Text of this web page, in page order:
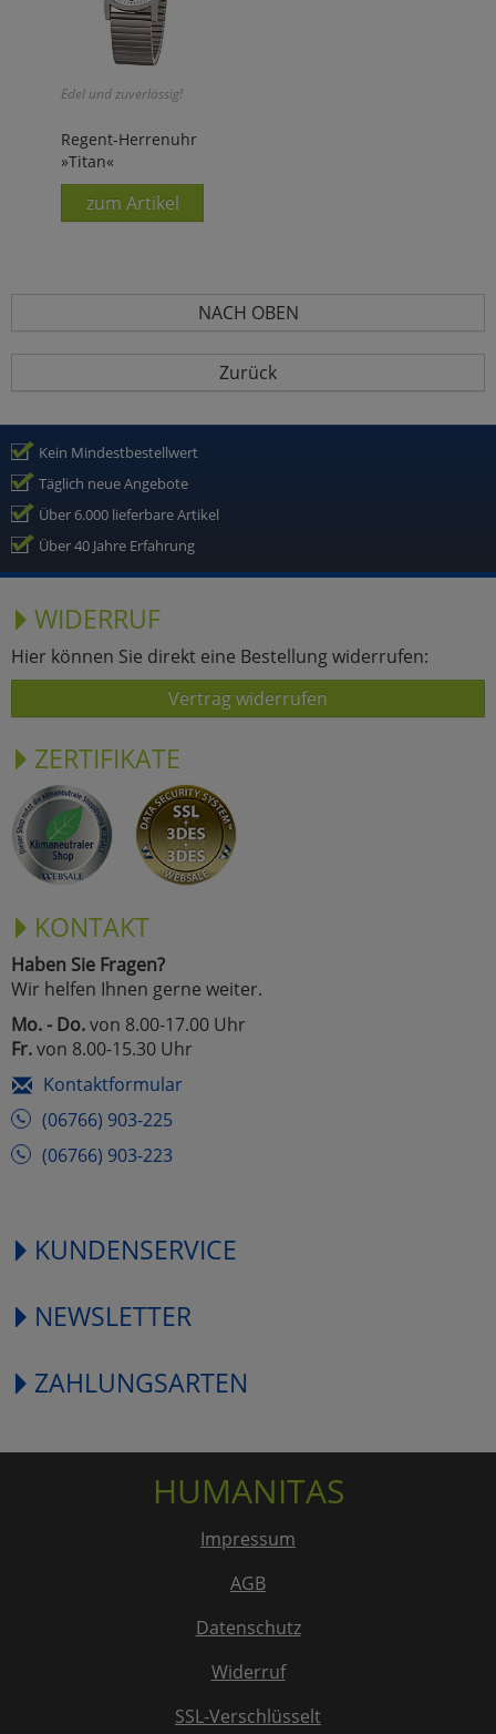
Edel und zuverlässig!
Regent-Herrenuhr
»Titan«
zum Artikel
NACH OBEN
Zurück
Kein Mindestbestellwert
Täglich neue Angebote
Über 6.000 lieferbare Artikel
Über 40 Jahre Erfahrung
WIDERRUF
Hier können Sie direkt eine Bestellung widerrufen:
Vertrag widerrufen
ZERTIFIKATE
KONTAKT
Haben Sie Fragen?
Wir helfen Ihnen gerne weiter.
Mo. - Do.von 8.00-17.00 Uhr
Fr.von 8.00-15.30 Uhr
Kontaktformular
(06766) 903-225
(06766) 903-223
KUNDENSERVICE
NEWSLETTER
ZAHLUNGSARTEN
HUMANITAS
Impressum
AGB
Datenschutz
Widerruf
SSL-Verschlüsselt